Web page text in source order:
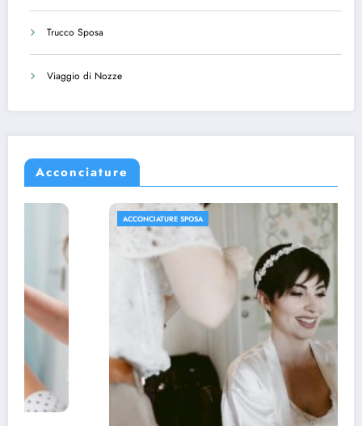
Trucco Sposa
Viaggio di Nozze
Acconciature